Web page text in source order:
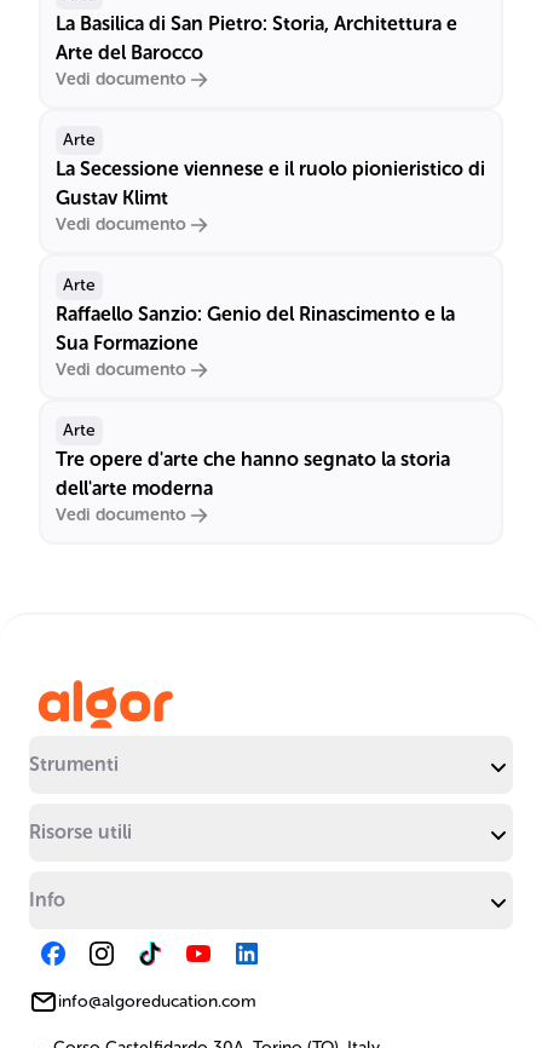
La Basilica di San Pietro: Storia, Architettura e
Arte del Barocco
Vedi documento
Arte
La Secessione viennese e il ruolo pionieristico di
Gustav Klimt
Vedi documento
Arte
Raffaello Sanzio: Genio del Rinascimento e la
Sua Formazione
Vedi documento
Arte
Tre opere d'arte che hanno segnato la storia
dell'arte moderna
Vedi documento
Strumenti
Risorse utili
Info
info@algoreducation.com